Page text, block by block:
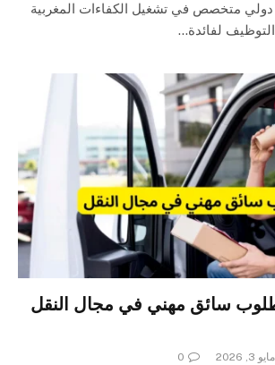
متخصص في تشغيل الكفاءات المغربية
لفائدة…
سائق مهني في مجال النقل
مايو 3, 2026 0